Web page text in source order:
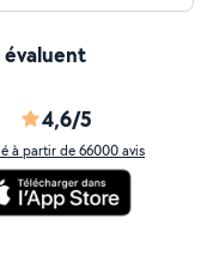
4,6/5
à partir de 66000 avis